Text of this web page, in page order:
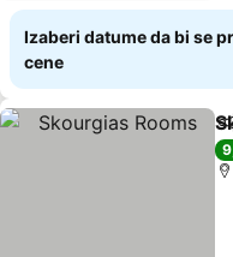
Izaberi datume da bi se
cene